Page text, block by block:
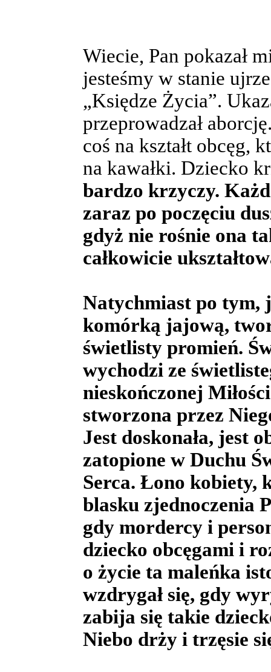
Wiecie, Pan pokazał
jesteśmy w stanie
„Księdze Życia”.
przeprowadzał
coś na kształt obcęg,
na kawałki. Dziecko
bardzo krzyczy.
zaraz po poczęciu
gdyż nie rośnie ona
całkowicie
Natychmiast po tym,
komórką jajową,
świetlisty promień.
wychodzi ze
nieskończonej
stworzona przez
Jest doskonała, jest
zatopione w Duchu
Serca. Łono kobiety,
blasku zjednoczenia
gdy mordercy i
dziecko obcęgami i
o życie ta maleńka
wzdrygał się, gdy
zabija się takie
Niebo drży i trzęsie